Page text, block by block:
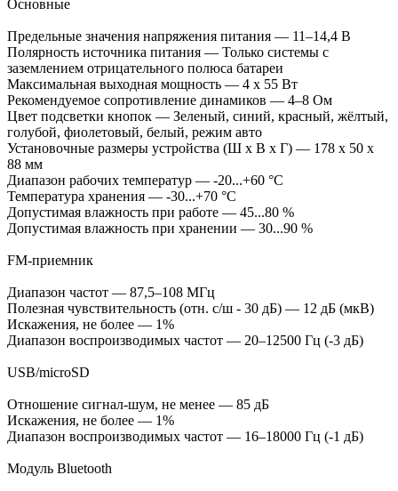
Основные
Предельные значения напряжения питания — 11–14,4 В
Полярность источника питания — Только системы с
заземлением отрицательного полюса батареи
Максимальная выходная мощность — 4 x 55 Вт
Рекомендуемое сопротивление динамиков — 4–8 Ом
Цвет подсветки кнопок — Зеленый, синий, красный, жёлтый,
голубой, фиолетовый, белый, режим авто
Установочные размеры устройства (Ш x В x Г) — 178 x 50 x
88 мм
Диапазон рабочих температур — -20...+60 °С
Температура хранения — -30...+70 °С
Допустимая влажность при работе — 45...80 %
Допустимая влажность при хранении — 30...90 %
FM-приемник
Диапазон частот — 87,5–108 МГц
Полезная чувствительность (отн. с/ш - 30 дБ) — 12 дБ (мкВ)
Искажения, не более — 1%
Диапазон воспроизводимых частот — 20–12500 Гц (-3 дБ)
USB/microSD
Отношение сигнал-шум, не менее — 85 дБ
Искажения, не более — 1%
Диапазон воспроизводимых частот — 16–18000 Гц (-1 дБ)
Модуль Bluetooth